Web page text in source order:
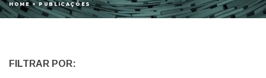
HOME > PUBLICAÇÕES
FILTRAR POR: